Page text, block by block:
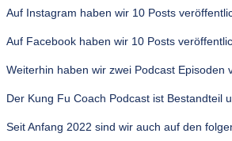
Auf Instagram haben wir 10 Posts
Auf Facebook haben wir 10 Posts
Weiterhin haben wir zwei Podcast Episoden
Der Kung Fu Coach Podcast ist Bestandteil
Seit Anfang 2022 sind wir auch auf den